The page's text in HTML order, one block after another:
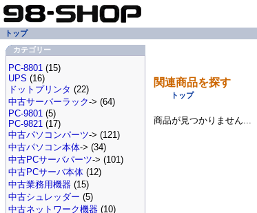
関連商品を探す
トップ
商品が見つかりません...
トップ
カテゴリー
PC-8801 (15)
UPS (16)
ドットプリンタ (22)
中古サーバーラック-> (64)
PC-9801 (5)
PC-9821 (17)
中古パソコンパーツ-> (121)
中古パソコン本体-> (34)
中古PCサーバパーツ-> (101)
中古PCサーバ本体 (12)
中古業務用機器 (15)
中古シュレッダー (5)
中古ネットワーク機器 (10)